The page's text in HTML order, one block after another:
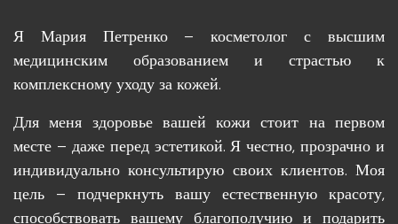
Я Мария Петренко – косметолог с высшим
медицинским образованием и страстью к
комплексному уходу за кожей.
Для меня здоровье вашей кожи стоит на первом
месте – даже перед эстетикой. Я честно, прозрачно и
индивидуально консультирую своих клиентов. Моя
цель – подчеркнуть вашу естественную красоту,
способствовать вашему благополучию и подарить